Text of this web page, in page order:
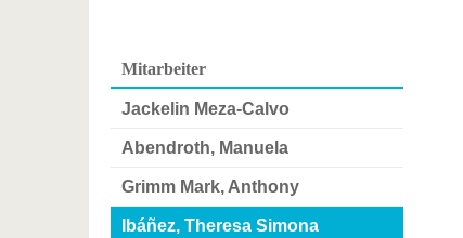
Mitarbeiter
Jackelin Meza-Calvo
Abendroth, Manuela
Grimm Mark, Anthony
Ibáñez, Theresa Simona